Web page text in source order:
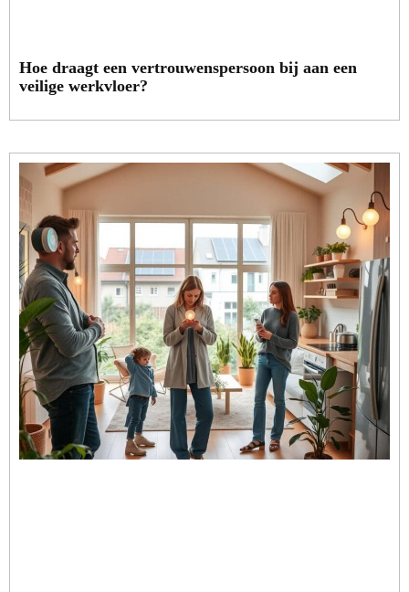
Hoe draagt een vertrouwenspersoon bij aan een
veilige werkvloer?